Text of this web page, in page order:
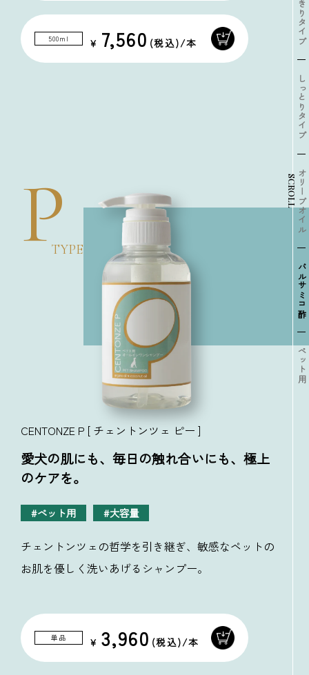
500ml 7,560
PTYPE
CENTONZE P [ チェントンツェ ピー ]
愛犬の肌にも、毎日の触れ合いにも、極上
のケアを。
ペット用 大容量
チェントンツェの哲学を引き継ぎ、敏感なペットの
お肌を優しく洗いあげるシャンプー。
単品 3,960
SCROLL
しっとりタイプ
オリーブオイル
バルサミコ酢
ペット用